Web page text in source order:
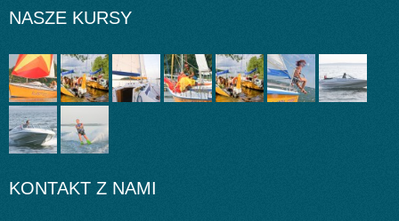
NASZE KURSY
KONTAKT Z NAMI